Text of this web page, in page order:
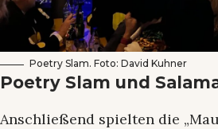
Poetry Slam. Foto: David Kuhner
Poetry Slam und
Anschließend spielten die